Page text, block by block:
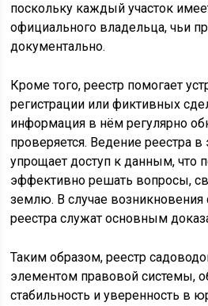
поскольку каждый участок
официального владельца, чьи
документально.
Кроме того, реестр помогает
регистрации или фиктивных
информация в нём регулярно
проверяется. Ведение реестра
упрощает доступ к данным, что
эффективно решать вопросы,
землю. В случае
реестра служат основным
Таким образом, реестр
элементом правовой системы,
стабильность и уверенность в